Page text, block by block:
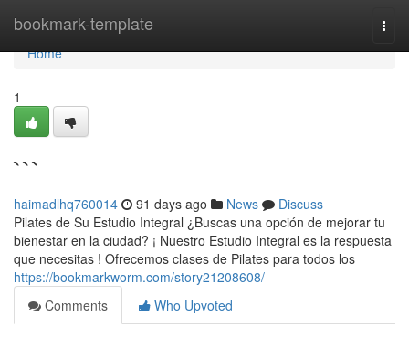
bookmark-template
Home
Home
1
```
haimadlhq760014 91 days ago News
Discuss
Pilates de Su Estudio Integral ¿Buscas una opción de mejorar tu
bienestar en la ciudad? ¡ Nuestro Estudio Integral es la respuesta
que necesitas ! Ofrecemos clases de Pilates para todos los
https://bookmarkworm.com/story21208608/
Comments
Who Upvoted